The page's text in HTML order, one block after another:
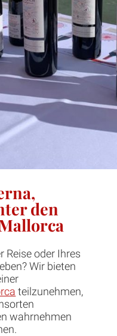
den
Reise oder Ihres
Wir bieten
teilzunehmen,
wahrnehmen